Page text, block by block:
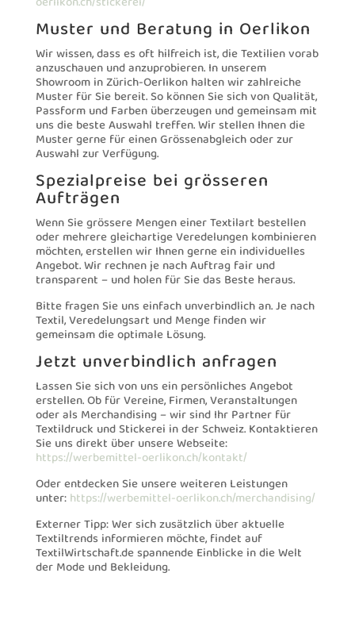
Muster und Beratung in Oerlikon
Wir wissen, dass es oft hilfreich ist, die Textilien vorab
anzuschauen und anzuprobieren. In unserem
Showroom in Zürich-Oerlikon halten wir zahlreiche
Muster für Sie bereit. So können Sie sich von Qualität,
Passform und Farben überzeugen und gemeinsam mit
uns die beste Auswahl treffen. Wir stellen Ihnen die
Muster gerne für einen Grössenabgleich oder zur
Auswahl zur Verfügung.
Spezialpreise bei grösseren
Aufträgen
Wenn Sie grössere Mengen einer Textilart bestellen
oder mehrere gleichartige Veredelungen kombinieren
möchten, erstellen wir Ihnen gerne ein individuelles
Angebot. Wir rechnen je nach Auftrag fair und
transparent – und holen für Sie das Beste heraus.
Bitte fragen Sie uns einfach unverbindlich an. Je nach
Textil, Veredelungsart und Menge finden wir
gemeinsam die optimale Lösung.
Jetzt unverbindlich anfragen
Lassen Sie sich von uns ein persönliches Angebot
erstellen. Ob für Vereine, Firmen, Veranstaltungen
oder als Merchandising – wir sind Ihr Partner für
Textildruck und Stickerei in der Schweiz. Kontaktieren
Sie uns direkt über unsere Webseite:
https://werbemittel-oerlikon.ch/kontakt/
Oder entdecken Sie unsere weiteren Leistungen
unter:https://werbemittel-oerlikon.ch/merchandising/
Externer Tipp: Wer sich zusätzlich über aktuelle
Textiltrends informieren möchte, findet auf
TextilWirtschaft.de spannende Einblicke in die Welt
der Mode und Bekleidung.